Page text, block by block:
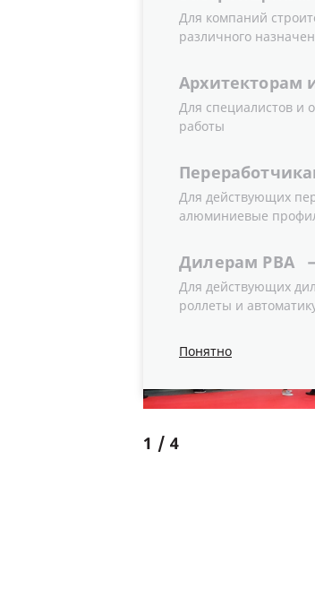
Для компаний
различного
Архитекторам
Для специалистов и
работы
Для действующих
алюминиевые
Дилерам РВА
Для действующих
роллеты и
Понятно
1 / 4